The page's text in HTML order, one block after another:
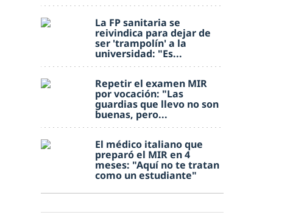
La FP sanitaria se
reivindica para dejar de
ser 'trampolín' a la
universidad: "Es...
Repetir el examen MIR
por vocación: "Las
guardias que llevo no son
buenas, pero...
El médico italiano que
preparó el MIR en 4
meses: "Aquí no te tratan
como un estudiante"